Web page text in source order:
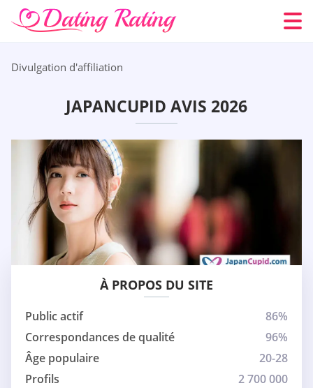
Divulgation d'affiliation
JAPANCUPID AVIS 2026
À PROPOS DU SITE
Public actif
86%
Correspondances de qualité
96%
Âge populaire
20-28
Profils
2 700 000